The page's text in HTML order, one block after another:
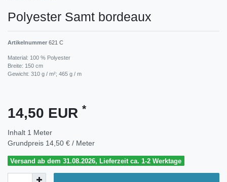
Polyester Samt bordeaux
Artikelnummer 621 C
Material: 100 % Polyester
Breite: 150 cm
Gewicht: 310 g / m²; 465 g / m
14,50 EUR *
Inhalt 1 Meter
Grundpreis 14,50 € / Meter
Versand ab dem 31.08.2026, Lieferzeit ca. 1-2 Werktage